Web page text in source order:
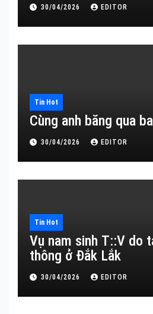
30/04/2026 EDITOR
Tin Hot
Cùng anh băng qua
30/04/2026 EDITOR
Tin Hot
Vụ nam sinh T::V do
thông ở Đắk Lắk
30/04/2026 EDITOR